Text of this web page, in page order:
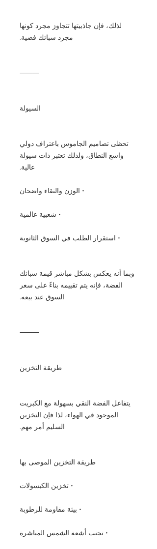
لذلك، فإن جاذبيتها تتجاوز مجرد كونها
مجرد سبائك فضية.
⸻
السيولة
تحظى تصاميم الجاموس باعتراف دولي
واسع النطاق، ولذلك تعتبر ذات سيولة
عالية.
• الوزن والنقاء واضحان
• شعبية عالمية
• استقرار الطلب في السوق الثانوية
وبما أنه يعكس بشكل مباشر قيمة سبائك
الفضة، فإنه يتم تقييمه بناءً على سعر
السوق عند بيعه.
⸻
طريقة التخزين
يتفاعل الفضة النقي بسهولة مع الكبريت
الموجود في الهواء، لذا فإن التخزين
السليم أمر مهم.
طريقة التخزين الموصى بها
• تخزين الكبسولات
• بيئة مقاومة للرطوبة
• تجنب أشعة الشمس المباشرة